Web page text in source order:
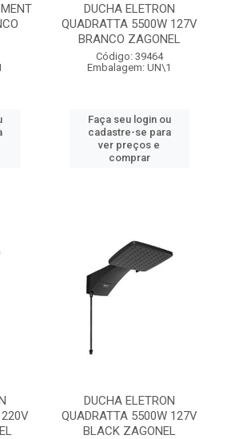
DUCHA ELETRON
QUADRATTA 5500W 127V
BRANCO ZAGONEL
Código: 39464
Embalagem: UN\1
Faça seu login ou
cadastre-se para
ver preços e
comprar
DUCHA ELETRON
QUADRATTA 5500W 127V
BLACK ZAGONEL